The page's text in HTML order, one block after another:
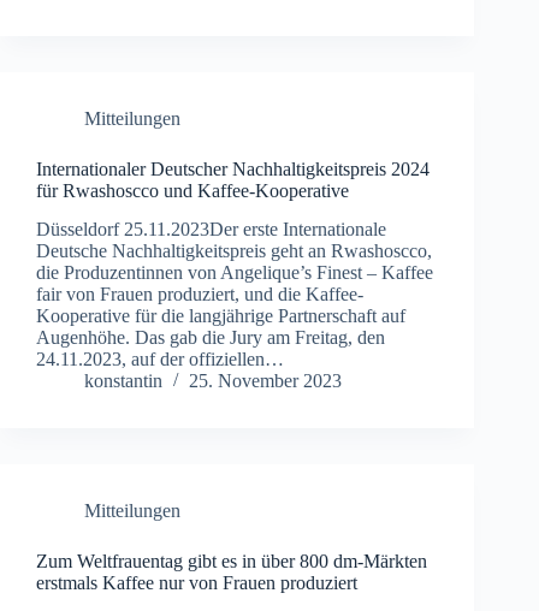
Mitteilungen
Internationaler Deutscher Nachhaltigkeitspreis 2024
für Rwashoscco und Kaffee-Kooperative
Düsseldorf 25.11.2023Der erste Internationale
Deutsche Nachhaltigkeitspreis geht an Rwashoscco,
die Produzentinnen von Angelique’s Finest – Kaffee
fair von Frauen produziert, und die Kaffee-
Kooperative für die langjährige Partnerschaft auf
Augenhöhe. Das gab die Jury am Freitag, den
24.11.2023, auf der offiziellen…
konstantin
25. November 2023
Mitteilungen
Zum Weltfrauentag gibt es in über 800 dm-Märkten
erstmals Kaffee nur von Frauen produziert